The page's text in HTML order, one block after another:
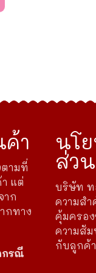
า
ามที่
แต่
าก
กทาง
กรณี
นโ
ส่ว
บริษัท ท
ความส
คุ้มครอ
ความสั
กับลูกค้